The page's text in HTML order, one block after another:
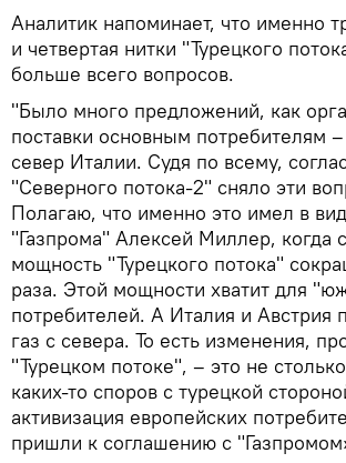
Аналитик напоминает, что именно
и четвертая нитки "Турецкого
больше всего вопросов.
"Было много предложений, как
поставки основным потребителям
север Италии. Судя по всему,
"Северного потока-2" сняло эти
Полагаю, что именно это имел в
"Газпрома" Алексей Миллер, когда
мощность "Турецкого потока"
раза. Этой мощности хватит для
потребителей. А Италия и Австрия
газ с севера. То есть изменения,
"Турецком потоке", – это не
каких-то споров с турецкой
активизация европейских
пришли к соглашению с